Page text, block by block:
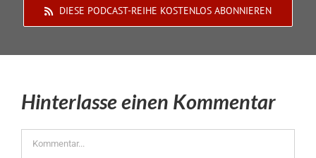
DIESE PODCAST-REIHE KOSTENLOS ABONNIEREN
Hinterlasse einen Kommentar